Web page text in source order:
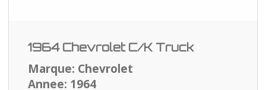
1964 Chevrolet C/K Truck
Marque: Chevrolet
Annee: 1964